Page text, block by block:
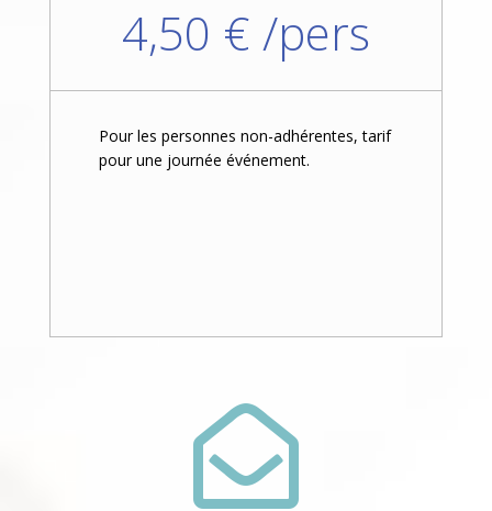
4,50 € /pers
Pour les personnes non-adhérentes, tarif
pour une journée événement.
